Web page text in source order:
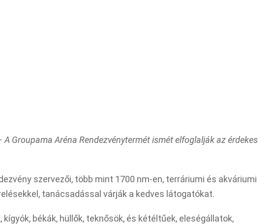
A Groupama Aréna Rendezvénytermét ismét elfoglalják az érdekes
szervezői, több mint 1700 nm-en, terráriumi és akváriumi
tanácsadással várják a kedves látogatókat.
kígyók, békák, hüllők, teknősök, és kétéltűek, eleségállatok,